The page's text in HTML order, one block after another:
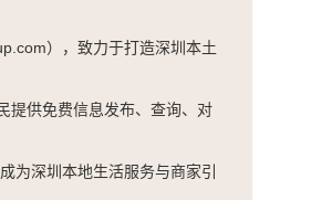
），致力于打造深圳本土
提供免费信息发布、查询、对
为深圳本地生活服务与商家引